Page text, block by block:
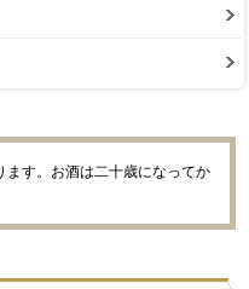
ます。お酒は二十歳になってか